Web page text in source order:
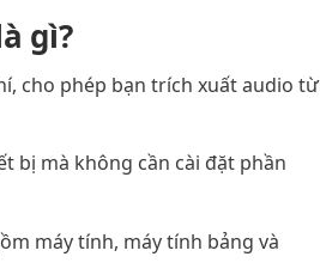
gì?
cho phép bạn trích xuất audio từ
bị mà không cần cài đặt phần
máy tính, máy tính bảng và